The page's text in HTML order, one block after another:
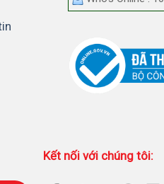
Kết nối với chúng tôi: